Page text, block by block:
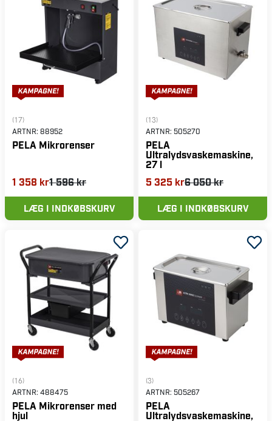
(17)
ARTNR: 88952
PELA Mikrorenser
1 358 kr1 596 kr
LÆG I INDKØBSKURV
(13)
ARTNR: 505270
PELA
Ultralydsvaskemaskine,
27 l
5 325 kr6 050 kr
LÆG I INDKØBSKURV
(16)
ARTNR: 488475
PELA Mikrorenser med
hjul
(3)
ARTNR: 505267
PELA
Ultralydsvaskemaskine,